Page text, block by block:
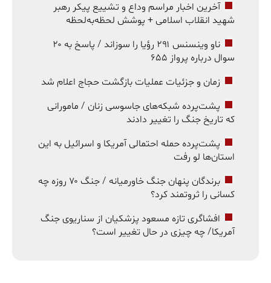
آخرین اخبار مراسم وداع و تشییع پیکر رهبر
شهید انقلاب اسلامی + پوشش لحظه‌به‌لحظه
ناو وینسنس ۲۹۱ رؤیا را سوزاند / پاسخ به ۲۰
سوال درباره پرواز ۶۵۵
زمان و جزئیات عملیات بازگشت حجاج اعلام شد
پشت‌پرده شبکه‌های جاسوسی زنان / مامورانی
که تاریخ جنگ را تغییر دادند
پشت‌پرده حمله احتمالی آمریکا و اسرائیل به این
استان‌ها لو رفت
برندگان پنهان جنگ خاورمیانه / جنگ ۷۰ روزه چه
کسانی را ثروتمند کرد؟
افشاگری تازه مسعود پزشکیان از سناریوی جنگ
آمریکا/ چه چیزی در حال تغییر است؟